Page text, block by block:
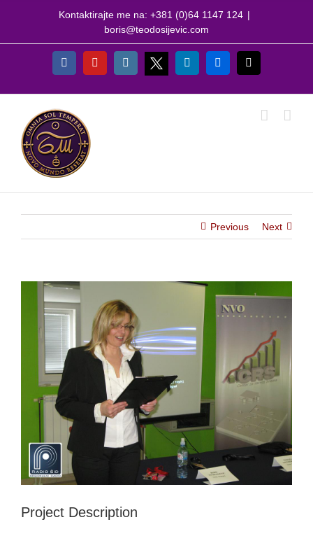
Kontaktirajte me na: +381 (0)64 1147 124 |
boris@teodosijevic.com
FacebookYouTubeInstagram
X LinkedInFlickr
Previous Next
Larger
Image
Project Description